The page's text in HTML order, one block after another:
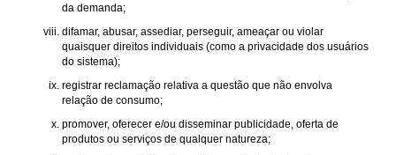
da demanda;
difamar, abusar, assediar, perseguir, ameaçar ou violar
quaisquer direitos individuais (como a privacidade dos usuários
do sistema);
registrar reclamação relativa a questão que não envolva
relação de consumo;
promover, oferecer e/ou disseminar publicidade, oferta de
produtos ou serviços de qualquer natureza;